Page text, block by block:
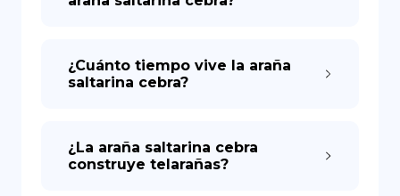
¿Cuánto tiempo vive la araña
saltarina cebra?
¿La araña saltarina cebra
construye telarañas?